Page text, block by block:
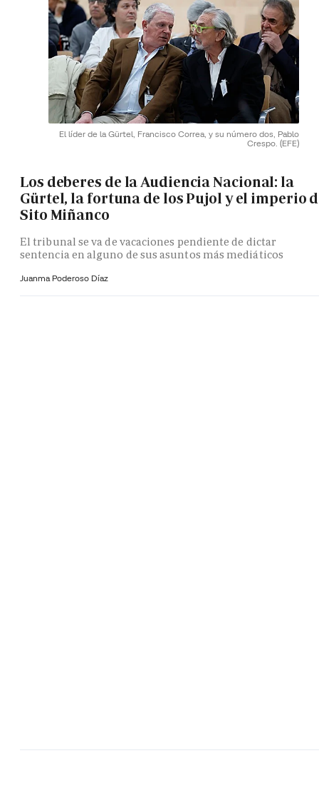
El líder de la Gürtel, Francisco Correa, y su número dos, Pablo
Crespo. (EFE)
Los deberes de la Audiencia Nacional: la
Gürtel, la fortuna de los Pujol y el imperio
Sito Miñanco
El tribunal se va de vacaciones pendiente de dictar
sentencia en alguno de sus asuntos más mediáticos
Juanma Poderoso Díaz